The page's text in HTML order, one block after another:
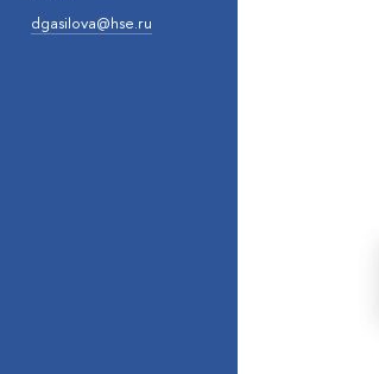
dgasilova@hse.ru